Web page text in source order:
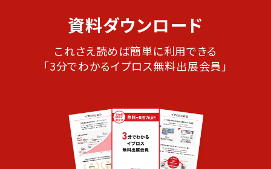
資料ダウンロード
これさえ読めば簡単に利用できる
「3分でわかるイプロス無料出展会員」